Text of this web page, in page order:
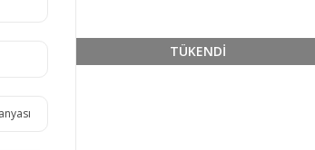
TÜKENDİ